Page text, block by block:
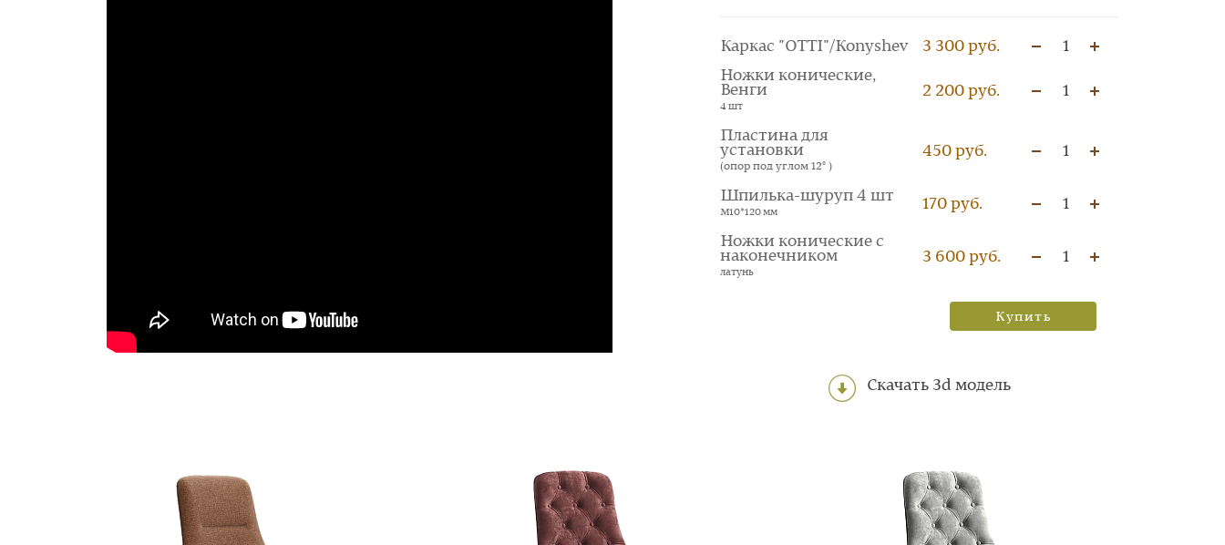
Каркас "OTTI"/Konyshev 3 300 руб.
1
Ножки конические,
Венги
4 шт
2 200 руб. 1
Пластина для
установки
(опор под углом 12° )
450 руб. 1
Шпилька-шуруп 4 шт
М10*120 мм 170 руб. 1
Ножки конические с
наконечником
латунь
3 600 руб. 1
Купить
Скачать 3d модель